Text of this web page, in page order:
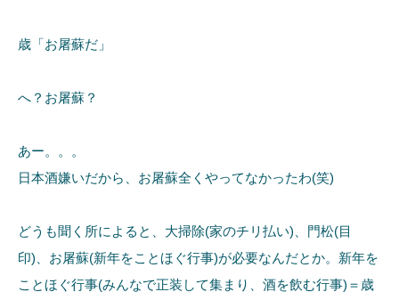
歳「お屠蘇だ」
へ？お屠蘇？
あー。。。
日本酒嫌いだから、お屠蘇全くやってなかったわ(笑)
どうも聞く所によると、大掃除(家のチリ払い)、門松(目
印)、お屠蘇(新年をことほぐ行事)が必要なんだとか。新年を
ことほぐ行事(みんなで正装して集まり、酒を飲む行事)＝歳